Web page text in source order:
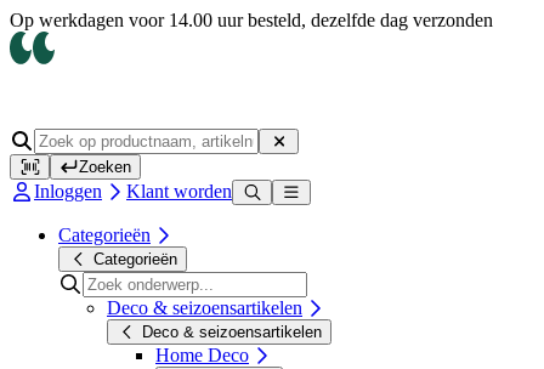
Op werkdagen voor 14.00 uur besteld, dezelfde dag verzonden
Zoeken
Inloggen Klant worden
Categorieën
Categorieën
Deco & seizoensartikelen
Deco & seizoensartikelen
Home Deco